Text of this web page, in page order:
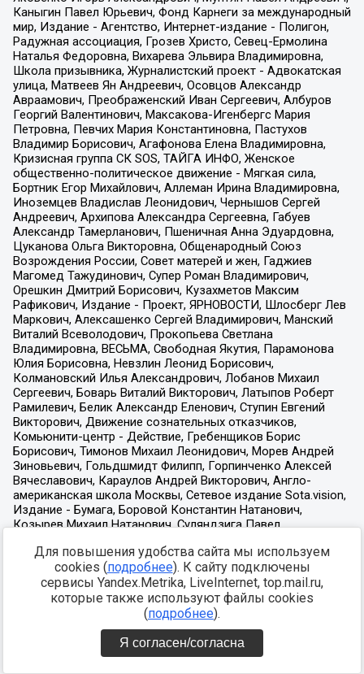
Для повышения удобства сайта мы используем
cookies (подробнее). К сайту подключены
сервисы Yandex.Metrika, LiveInternet, top.mail.ru,
которые также используют файлы cookies
(подробнее).
Я согласен/согласна